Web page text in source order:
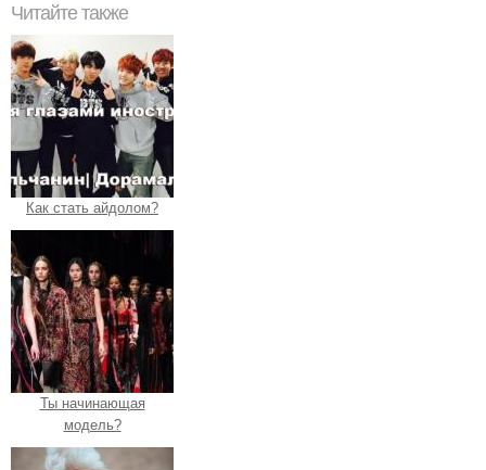
Читайте также
Как стать айдолом?
Ты начинающая
модель?